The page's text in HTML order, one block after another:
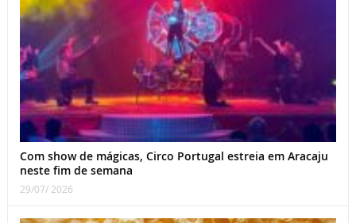
Com show de mágicas, Circo Portugal estreia em Aracaju
neste fim de semana
29/07/ 2026